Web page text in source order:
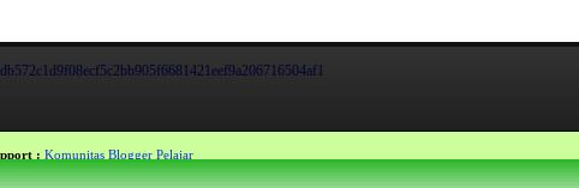
: Komunitas Blogger Pelajar
© 2013.BLOG GURU | Guru Blogger- All Rights Reserved